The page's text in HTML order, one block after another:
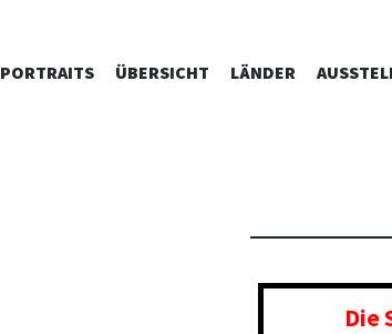
PORTRAITS ÜBERSICHT LÄNDER
Die